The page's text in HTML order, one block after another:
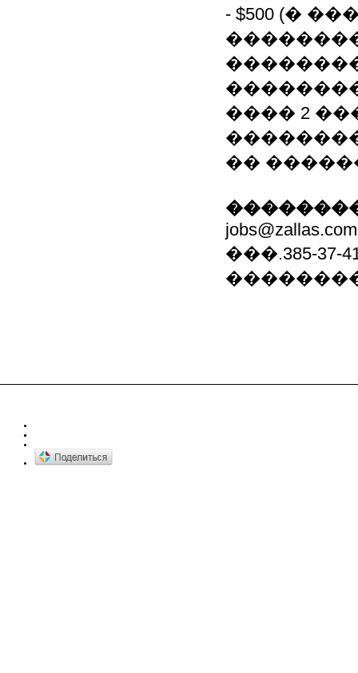
- $500 (�
���� 2
�� ������:
jobs@zallas.com
���.385-37-